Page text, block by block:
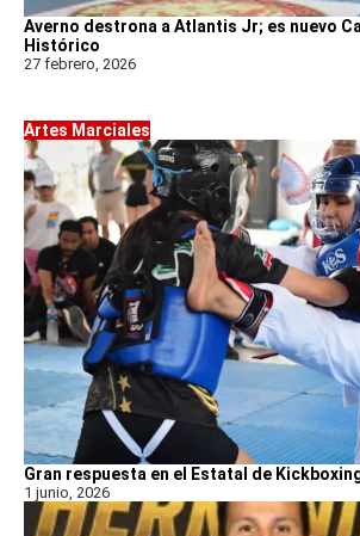
Averno destrona a Atlantis Jr; es nuevo
Histórico
27 febrero, 2026
Artes Marciales
Gran respuesta en el Estatal de
1 junio, 2026